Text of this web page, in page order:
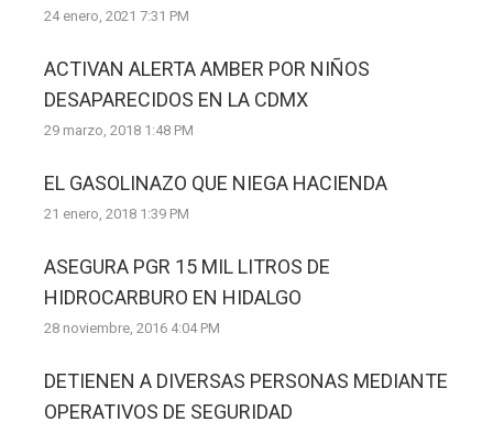
24 enero, 2021 7:31 PM
ACTIVAN ALERTA AMBER POR NIÑOS
DESAPARECIDOS EN LA CDMX
29 marzo, 2018 1:48 PM
EL GASOLINAZO QUE NIEGA HACIENDA
21 enero, 2018 1:39 PM
ASEGURA PGR 15 MIL LITROS DE
HIDROCARBURO EN HIDALGO
28 noviembre, 2016 4:04 PM
DETIENEN A DIVERSAS PERSONAS MEDIANTE
OPERATIVOS DE SEGURIDAD